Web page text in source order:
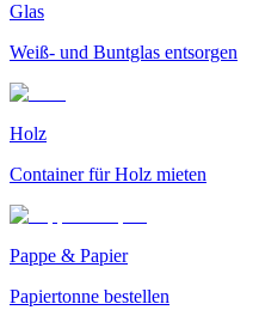
Glas
Weiß- und Buntglas entsorgen
Holz
Container für Holz mieten
Pappe & Papier
Papiertonne bestellen